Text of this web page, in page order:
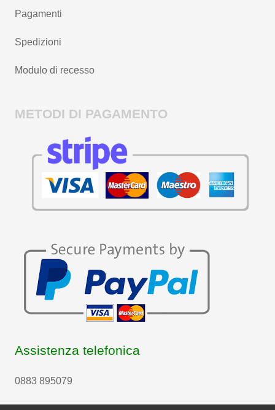
Pagamenti
Spedizioni
Modulo di recesso
METODI DI PAGAMENTO
Assistenza telefonica
0883 895079